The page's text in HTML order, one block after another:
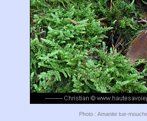
Photo : Amanite tue-